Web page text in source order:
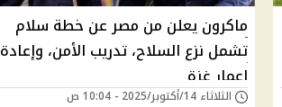
ماكرون يعلن من مصر عن خطة سلام
تشمل نزع السلاح، تدريب الأمن، وإعادة
إعمار غزة
الثلاثاء 14/أكتوبر/2025 - 10:04 ص